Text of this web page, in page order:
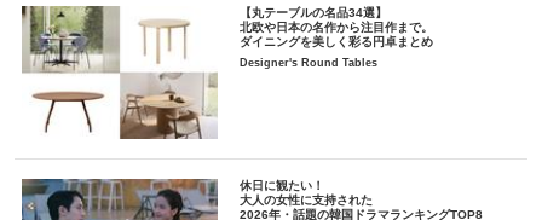
【丸テーブルの名品34選】
北欧や日本の名作から注目作まで。
ダイニングを美しく彩る円卓まとめ
Designer's Round Tables
休日に観たい！
大人の女性に支持された
2026年・話題の韓国ドラマランキングTOP8